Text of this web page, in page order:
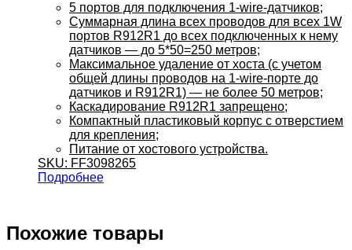
5 портов для подключения 1-wire-датчиков;
Суммарная длина всех проводов для всех 1W
портов R912R1 до всех подключенных к нему
датчиков — до 5*50=250 метров;
Максимальное удаление от хоста (с учетом
общей длины проводов на 1-wire-порте до
датчиков и R912R1) — не более 50 метров;
Каскадирование R912R1 запрещено;
Компактный пластиковый корпус с отверстием
для крепления;
Питание от хостового устройства.
SKU: FF3098265
Подробнее
Похожие товары